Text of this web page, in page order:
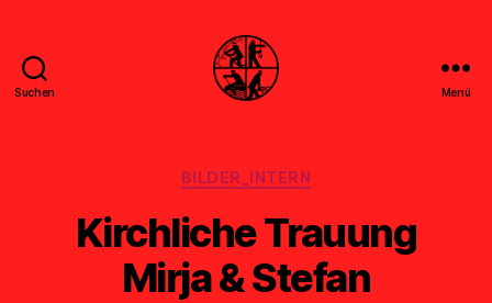
Suchen Menü
Kategorien
BILDER_INTERN
Kirchliche Trauung
Mirja & Stefan